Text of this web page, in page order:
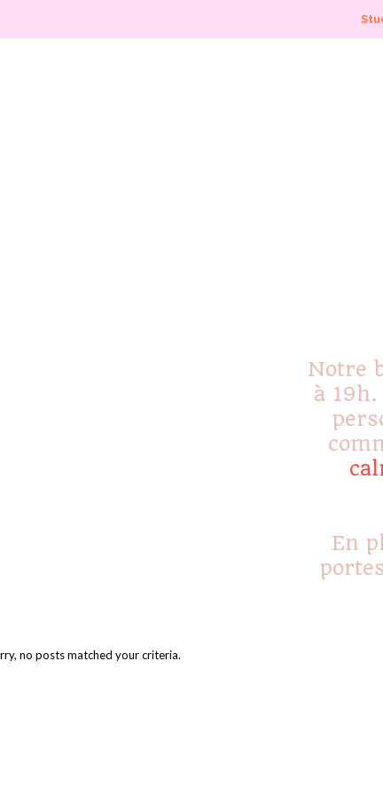
Notre
à
En
no posts matched your criteria.